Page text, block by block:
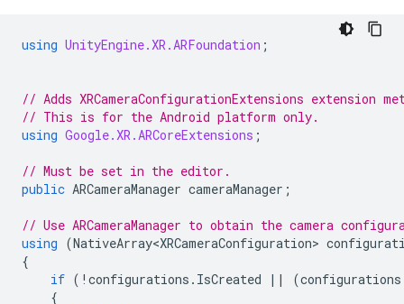
using UnityEngine.XR.ARFoundation ;
// Adds XRCameraConfigurationExtensions extension
// This is for the Android platform only.
using Google.XR.ARCoreExtensions ;
// Must be set in the editor.
public ARCameraManager cameraManager ;
// Use ARCameraManager to obtain the camera
using (NativeArray<XRCameraConfiguration>
{
if ( ! configurations . IsCreated || (configurations
{